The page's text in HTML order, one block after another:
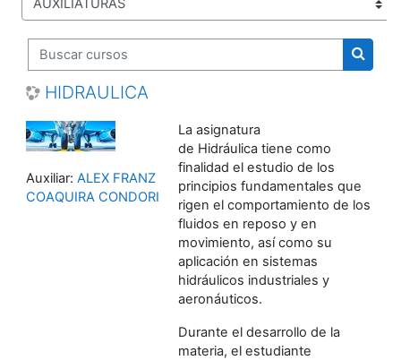
Buscar cursos
HIDRAULICA
La asignatura
de Hidráulica tiene como
finalidad el estudio de los
principios fundamentales que
rigen el comportamiento de los
fluidos en reposo y en
movimiento, así como su
aplicación en sistemas
hidráulicos industriales y
aeronáuticos.
Durante el desarrollo de la
materia, el estudiante
Auxiliar: ALEX FRANZ
COAQUIRA CONDORI